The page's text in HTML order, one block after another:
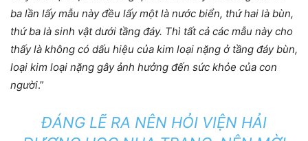
ba lần lấy mẫu này đều lấy một là nước biển, thứ hai là bùn,
thứ ba là sinh vật dưới tầng đáy. Thì tất cả các mẫu này cho
thấy là không có dấu hiệu của kim loại nặng ở tầng đáy bùn,
loại kim loại nặng gây ảnh hưởng đến sức khỏe của con
người.”
ĐÁNG LẼ RA NÊN HỎI VIỆN HẢI